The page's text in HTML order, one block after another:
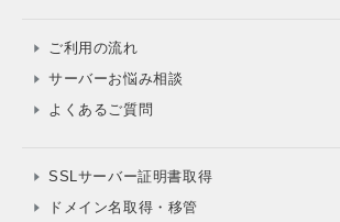
ご利用の流れ
サーバーお悩み相談
よくあるご質問
SSLサーバー証明書取得
ドメイン名取得・移管